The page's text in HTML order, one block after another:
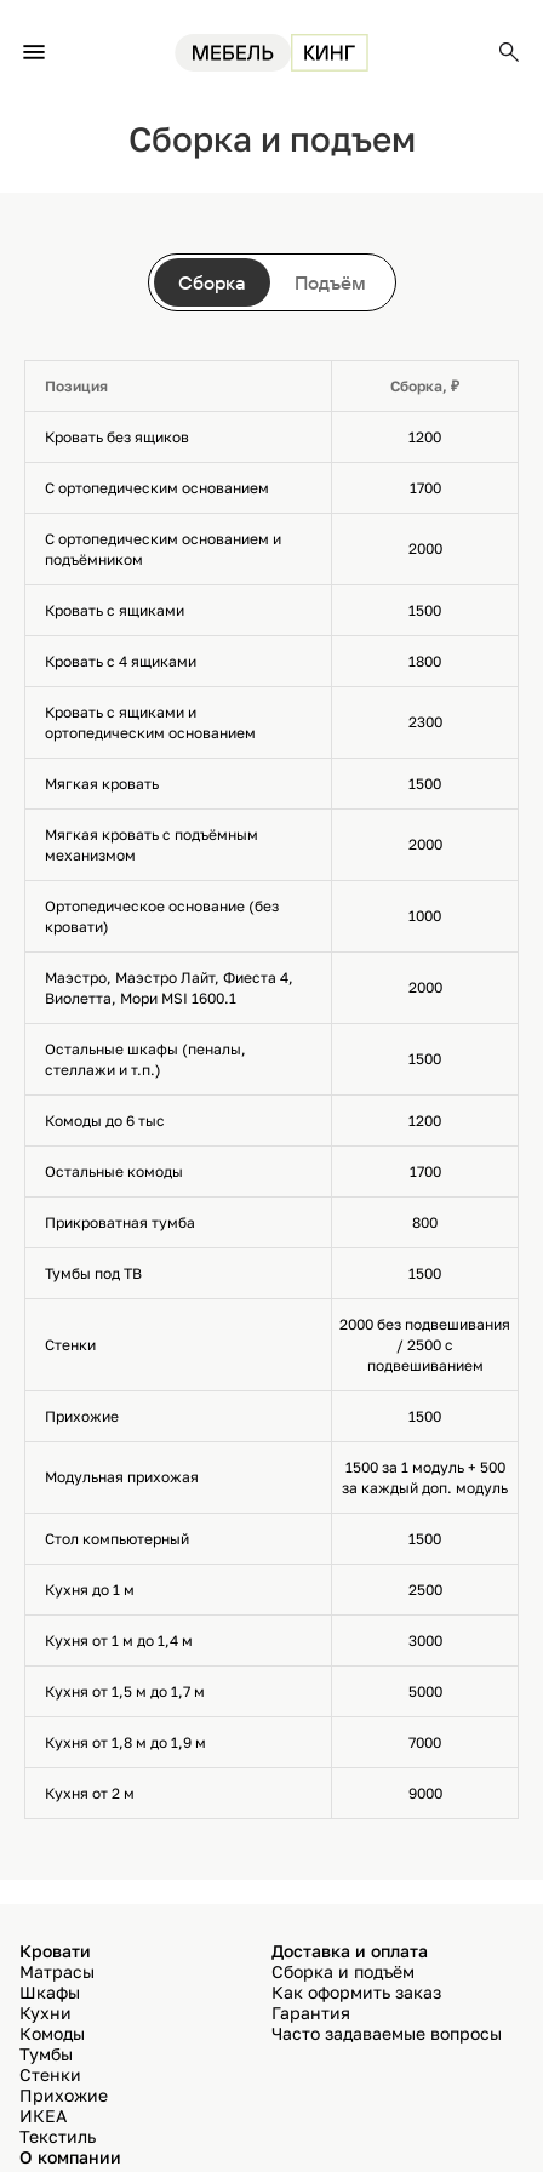
Сборка и подъем
Сборка Подъём
Позиция Сборка, ₽
Кровать без ящиков 1200
С ортопедическим основанием 1700
С ортопедическим основанием и
подъёмником
2000
Кровать с ящиками 1500
Кровать с 4 ящиками 1800
Кровать с ящиками и
ортопедическим основанием
2300
Мягкая кровать 1500
Мягкая кровать с подъёмным
механизмом
2000
Ортопедическое основание (без
кровати)
1000
Маэстро, Маэстро Лайт, Фиеста 4,
Виолетта, Мори MSI 1600.1
2000
Остальные шкафы (пеналы,
стеллажи и т.п.)
1500
Комоды до 6 тыс 1200
Остальные комоды 1700
Прикроватная тумба 800
Тумбы под ТВ 1500
Стенки
2000 без подвешивания
/ 2500 с
подвешиванием
Прихожие 1500
Модульная прихожая
1500 за 1 модуль + 500
за каждый доп. модуль
Стол компьютерный 1500
Кухня до 1 м 2500
Кухня от 1 м до 1,4 м 3000
Кухня от 1,5 м до 1,7 м 5000
Кухня от 1,8 м до 1,9 м 7000
Кухня от 2 м 9000
Кровати
Матрасы
Шкафы
Кухни
Комоды
Тумбы
Стенки
Прихожие
ИКЕА
Текстиль
Доставка и оплата
Сборка и подъём
Как оформить заказ
Гарантия
Часто задаваемые вопросы
О компании